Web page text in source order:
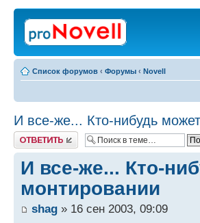
Список форумов ‹ Форумы ‹ Novell
И все-же... Кто-нибудь
Ответить
И все-же... Кто-
монтировании
shag » 16 сен 2003, 09:09